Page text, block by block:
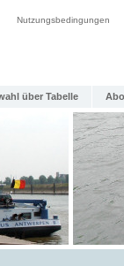
Nutzungsbedingungen
über Tabelle Abo